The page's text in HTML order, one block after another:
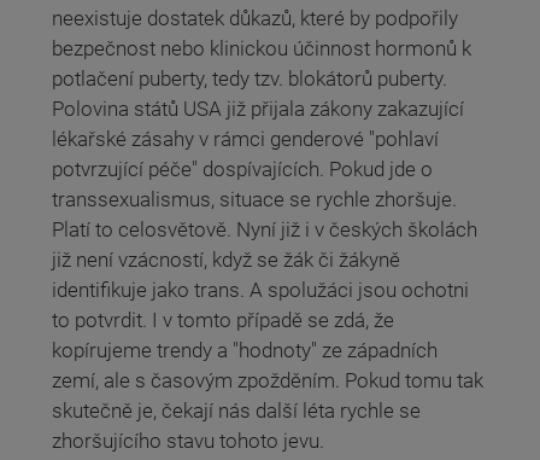
neexistuje dostatek důkazů, které by podpořily
bezpečnost nebo klinickou účinnost hormonů k
potlačení puberty, tedy tzv. blokátorů puberty.
Polovina států USA již přijala zákony zakazující
lékařské zásahy v rámci genderové "pohlaví
potvrzující péče" dospívajících. Pokud jde o
transsexualismus, situace se rychle zhoršuje.
Platí to celosvětově. Nyní již i v českých školách
již není vzácností, když se žák či žákyně
identifikuje jako trans. A spolužáci jsou ochotni
to potvrdit. I v tomto případě se zdá, že
kopírujeme trendy a "hodnoty" ze západních
zemí, ale s časovým zpožděním. Pokud tomu tak
skutečně je, čekají nás další léta rychle se
zhoršujícího stavu tohoto jevu.